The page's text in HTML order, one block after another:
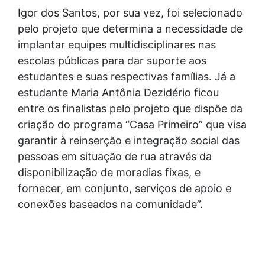
Igor dos Santos, por sua vez, foi selecionado
pelo projeto que determina a necessidade de
implantar equipes multidisciplinares nas
escolas públicas para dar suporte aos
estudantes e suas respectivas famílias. Já a
estudante Maria Antônia Dezidério ficou
entre os finalistas pelo projeto que dispõe da
criação do programa “Casa Primeiro” que visa
garantir à reinserção e integração social das
pessoas em situação de rua através da
disponibilização de moradias fixas, e
fornecer, em conjunto, serviços de apoio e
conexões baseados na comunidade”.